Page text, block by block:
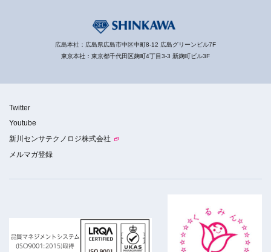
広島本社：広島県広島市中区中町8-12 広島グリーンビル7F
東京本社：東京都千代田区麹町4丁目3-3 新麹町ビル3F
Twitter
Youtube
新川センサテクノロジ株式会社
メルマガ登録